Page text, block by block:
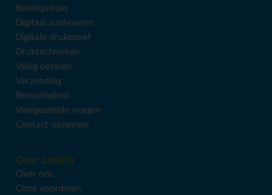
Bestelproces
Digitaal aanleveren
Digitale drukproef
Druktechnieken
Veilig betalen
Verzending
Retourbeleid
Veelgestelde vragen
Contact opnemen
Over Lavista
Over ons
Onze voordelen